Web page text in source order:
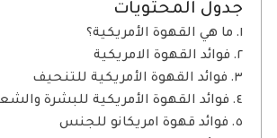
جدول المحتويات
ما هي القهوة الأمريكية؟
فوائد القهوة الامريكية
فوائد القهوة الأمريكية للتنحيف
فوائد القهوة الأمريكية للبشرة
فوائد قهوة امريكانو للجنس